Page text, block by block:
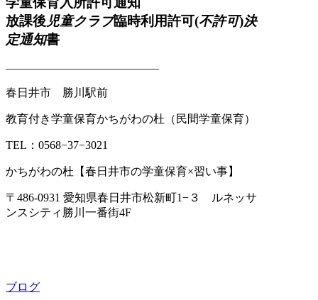
放課後 児童クラブ臨時利用許可(不許可)決
定通知書
—————————————–
春日井市 勝川駅前
教育付き学童保育かちがわの杜（民間学童保育）
TEL：0568−37−3021
かちがわの杜【春日井市の学童保育×習い事】
〒486-0931 愛知県春日井市松新町1−３ ルネッサ
ンスシティ勝川一番街4F
ブログ